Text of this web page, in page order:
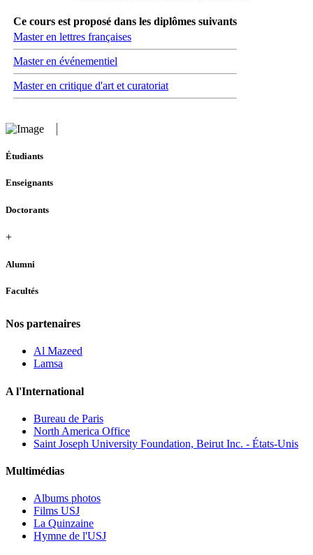
Ce cours est proposé dans les diplômes suivants
Master en lettres françaises
Master en événementiel
Master en critique d'art et curatoriat
Étudiants
Enseignants
Doctorants
+
Alumni
Facultés
Nos partenaires
Al Mazeed
Lamsa
A l'International
Bureau de Paris
North America Office
Saint Joseph University Foundation, Beirut Inc. - États-Unis
Multimédias
Albums photos
Films USJ
La Quinzaine
Hymne de l'USJ